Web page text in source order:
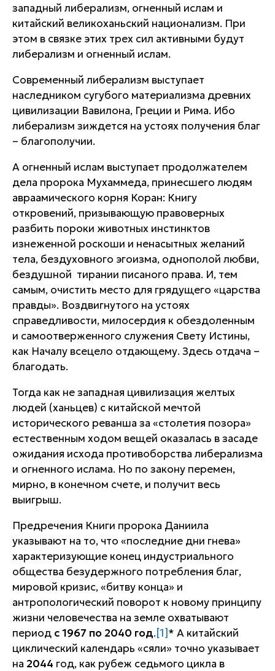
западный либерализм, огненный ислам и
китайский великоханьский национализм. При
этом в связке этих трех сил активными будут
либерализм и огненный ислам.
Современный либерализм выступает
наследником сугубого материализма древних
цивилизации Вавилона, Греции и Рима. Ибо
либерализм зиждется на устоях получения благ
– благополучии.
А огненный ислам выступает продолжателем
дела пророка Мухаммеда, принесшего людям
авраамического корня Коран: Книгу
откровений, призывающую правоверных
разбить пороки животных инстинктов
изнеженной роскоши и ненасытных желаний
тела, бездуховного эгоизма, однополой любви,
бездушной тирании писаного права. И, тем
самым, очистить место для грядущего «царства
правды». Воздвигнутого на устоях
справедливости, милосердия к обездоленным
и самоотверженного служения Свету Истины,
как Началу всецело отдающему. Здесь отдача –
благодать.
Тогда как не западная цивилизация желтых
людей (ханьцев) с китайской мечтой
исторического реванша за «столетия позора»
естественным ходом вещей оказалась в засаде
ожидания исхода противоборства либерализма
и огненного ислама. Но по закону перемен,
мирно, в конечном счете, и получит весь
выигрыш.
Предречения Книги пророка Даниила
указывают на то, что «последние дни гнева»
характеризующие конец индустриального
общества безудержного потребления благ,
мировой кризис, «битву конца» и
антропологический поворот к новому принципу
жизни человечества на земле охватывают
период с 1967 по 2040 год.[1]* А китайский
циклический календарь «сяли» точно указывает
на 2044 год, как рубеж седьмого цикла в